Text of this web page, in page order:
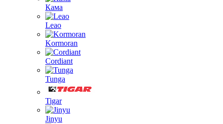
Кама
Leao
Kormoran
Cordiant
Tunga
Tigar
Jinyu